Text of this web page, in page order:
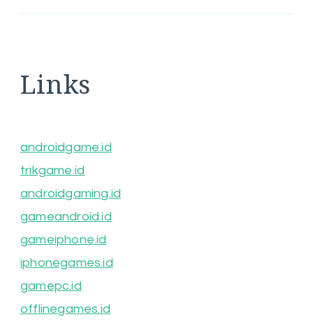
Links
androidgame.id
trikgame.id
androidgaming.id
gameandroid.id
gameiphone.id
iphonegames.id
gamepc.id
offlinegames.id